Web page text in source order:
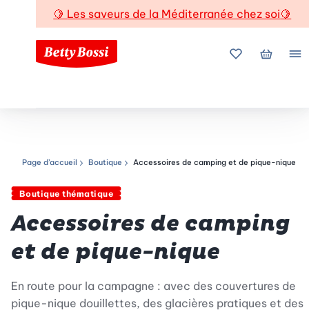
🍋 Les saveurs de la Méditerranée chez soi🍋
Mes favoris
Mon
Chemin de navigation
Page d’accueil Boutique Accessoires de camping et de pique-nique
Boutique thématique
Accessoires de camping
et de pique-nique
En route pour la campagne : avec des couvertures de
pique-nique douillettes, des glacières pratiques et des